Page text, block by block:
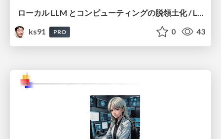
ローカル LLM とコンピューティングの脱領土化 / Local LLMs and Deterritorialization of Computing
ks91
PRO 0 43